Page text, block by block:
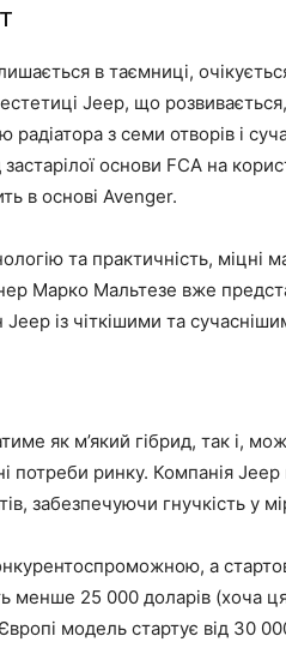
в таємниці,
естетиці Jeep, що
з семи отворів і
застарілої основи FCA на
в основі Avenger.
та практичність,
Марко Мальтезе вже
із чіткішими та
як м’який гібрид, так і,
потреби ринку. Компанія
забезпечуючи гнучкість у
а
менше 25 000 доларів
модель стартує від 30